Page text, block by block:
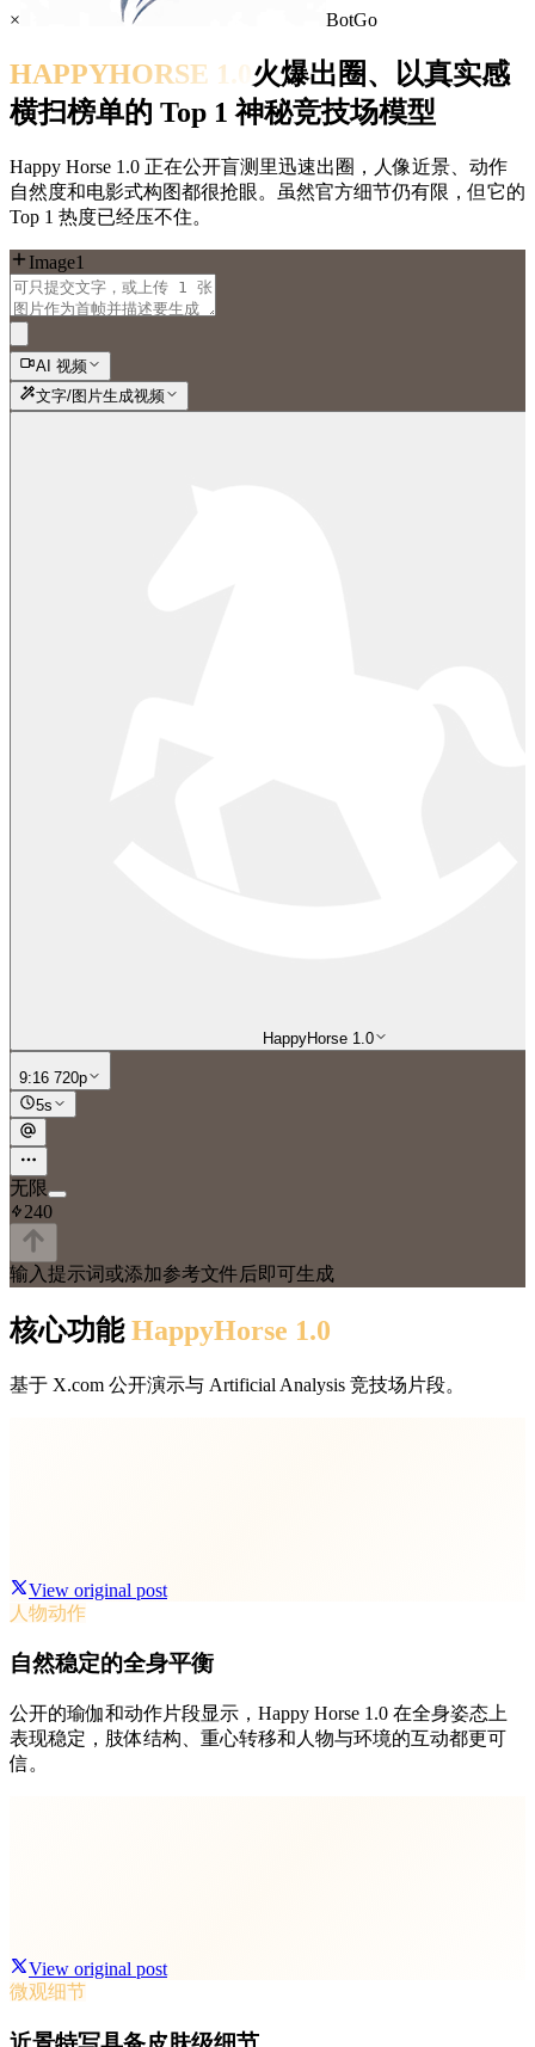
× BotGo
HAPPYHORSE 1.0 火爆出圈、以真实感
横扫榜单的 Top 1 神秘竞技场模型
Happy Horse 1.0 正在公开盲测里迅速出圈，人像近景、动作
自然度和电影式构图都很抢眼。虽然官方细节仍有限，但它的
Top 1 热度已经压不住。
Image1
AI 视频
文字/图片生成视频
HappyHorse 1.0
9:16 720p
5s
无限
240
输入提示词或添加参考文件后即可生成
核心功能 HappyHorse 1.0
基于 X.com 公开演示与 Artificial Analysis 竞技场片段。
View original post
人物动作
自然稳定的全身平衡
公开的瑜伽和动作片段显示，Happy Horse 1.0 在全身姿态上
表现稳定，肢体结构、重心转移和人物与环境的互动都更可
信。
View original post
微观细节